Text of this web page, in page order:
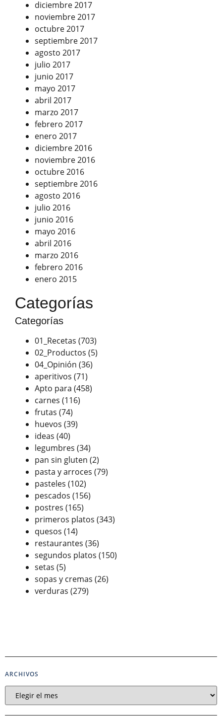
diciembre 2017
noviembre 2017
octubre 2017
septiembre 2017
agosto 2017
julio 2017
junio 2017
mayo 2017
abril 2017
marzo 2017
febrero 2017
enero 2017
diciembre 2016
noviembre 2016
octubre 2016
septiembre 2016
agosto 2016
julio 2016
junio 2016
mayo 2016
abril 2016
marzo 2016
febrero 2016
enero 2015
Categorías
Categorías
01_Recetas (703)
02_Productos (5)
04_Opinión (36)
aperitivos (71)
Apto para (458)
carnes (116)
frutas (74)
huevos (39)
ideas (40)
legumbres (34)
pan sin gluten (2)
pasta y arroces (79)
pasteles (102)
pescados (156)
postres (165)
primeros platos (343)
quesos (14)
restaurantes (36)
segundos platos (150)
setas (5)
sopas y cremas (26)
verduras (279)
ARCHIVOS